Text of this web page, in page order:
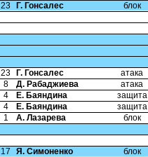
23
Г. Гонсалес блок
23
Г. Гонсалес атака
8
Д. Рабаджиева атака
4
Е. Баяндина защита
4
Е. Баяндина защита
1
А. Лазарева блок
17
Я. Симоненко блок